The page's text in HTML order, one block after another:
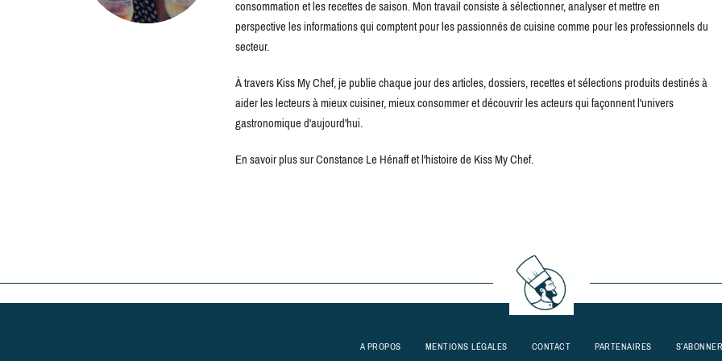
consommation et les recettes de saison. Mon travail consiste à sélectionner, analyser et mettre en
perspective les informations qui comptent pour les passionnés de cuisine comme pour les professionnels du
secteur.
À travers Kiss My Chef, je publie chaque jour des articles, dossiers, recettes et sélections produits destinés à
aider les lecteurs à mieux cuisiner, mieux consommer et découvrir les acteurs qui façonnent l'univers
gastronomique d'aujourd'hui.
En savoir plus sur Constance Le Hénaff et l'histoire de Kiss My Chef.
A PROPOS MENTIONS LÉGALES CONTACT PARTENAIRES S’ABONNER